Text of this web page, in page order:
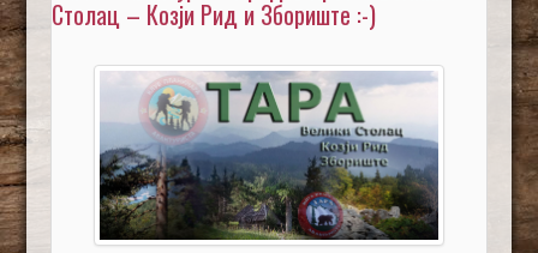
Столац – Козји Рид и Збориште :-)